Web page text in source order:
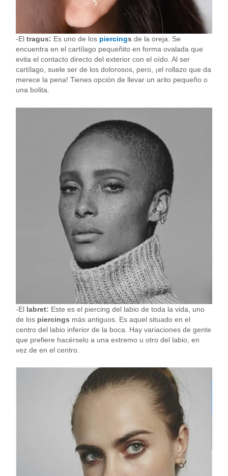
-Eltragus: Es uno de los piercings de la oreja. Se
encuentra en el cartílago pequeñito en forma ovalada que
evita el contacto directo del exterior con el oído. Al ser
cartílago, suele ser de los dolorosos, pero, ¡el rollazo que da
merece la pena! Tienes opción de llevar un arito pequeño o
una bolita.
-El labret: Este es el piercing del labio de toda la vida, uno
de los piercings más antiguos. Es aquel situado en el
centro del labio inferior de la boca. Hay variaciones de gente
que prefiere hacérselo a una extremo u otro del labio, en
vez de en el centro.